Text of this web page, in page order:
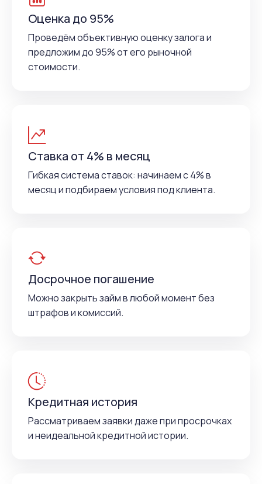
Оценка до 95%
Проведём объективную оценку залога и
предложим до 95% от его рыночной
стоимости.
Ставка от 4% в месяц
Гибкая система ставок: начинаем с 4% в
месяц и подбираем условия под клиента.
Досрочное погашение
Можно закрыть займ в любой момент без
штрафов и комиссий.
Кредитная история
Рассматриваем заявки даже при просрочках
и неидеальной кредитной истории.